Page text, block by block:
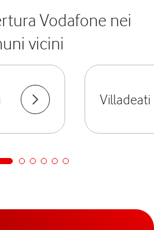
Vodafone nei
vicini
Villadeati